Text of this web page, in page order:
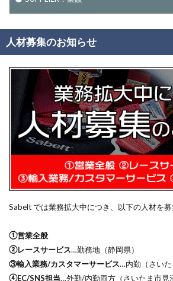
人材募集のお知らせ
Sabelt では業務拡大中につき、以下の人材を募
①営業全般
②レースサービス…勤務地（静岡県）
③輸入業務/カスタマーサービス…内勤（さいた
④EC/SNS担当…外勤/内勤両方（さいたま市見